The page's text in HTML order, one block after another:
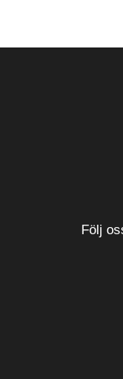
Följ